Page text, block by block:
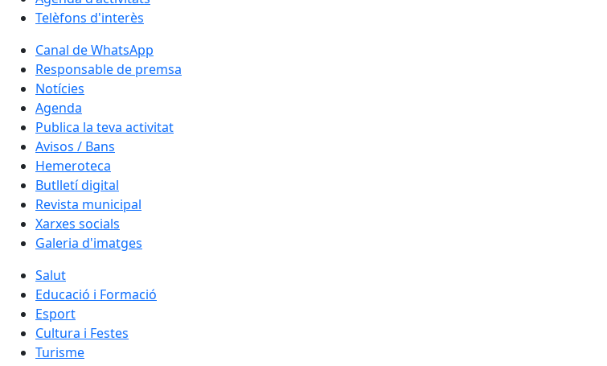
Telèfons d'interès
Canal de WhatsApp
Responsable de premsa
Notícies
Agenda
Publica la teva activitat
Avisos / Bans
Hemeroteca
Butlletí digital
Revista municipal
Xarxes socials
Galeria d'imatges
Salut
Educació i Formació
Esport
Cultura i Festes
Turisme